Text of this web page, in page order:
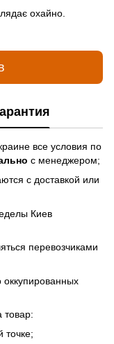
охайно.
все условия по
с менеджером;
с доставкой или
Киев
перевозчиками
товар:
точке;